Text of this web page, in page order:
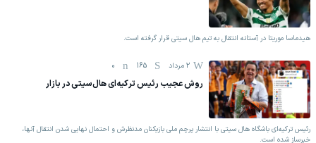
هیدماسا موریتا در آستانه انتقال به تیم هال سیتی قرار گرفته است.
2 مرداد 165
0
روش عجیب رئیس ترکیه‌ای هال‌سیتی در بازار
رئیس ترکیه‌ای باشگاه هال سیتی با انتشار پرچم ملی بازیکنان مدنظرش و احتمال نهایی شدن انتقال آنها،
خبرساز شده است.